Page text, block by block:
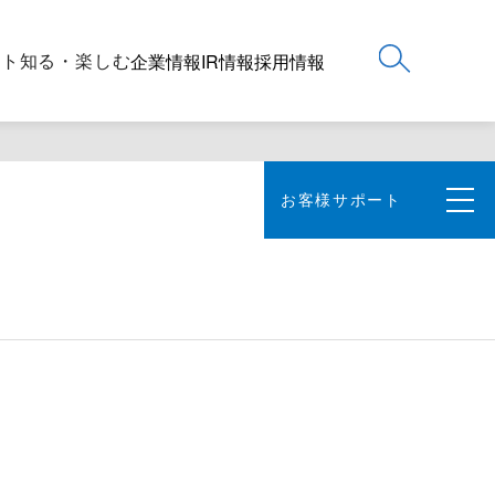
知る・楽しむ企業情報IR情報採用情報
お客様サポート